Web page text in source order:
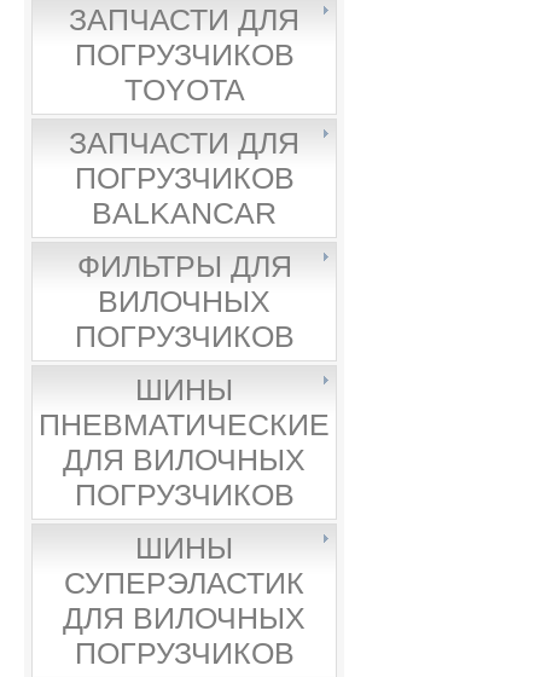
ЗАПЧАСТИ ДЛЯ
ПОГРУЗЧИКОВ
TOYOTA
ЗАПЧАСТИ ДЛЯ
ПОГРУЗЧИКОВ
BALKANCAR
ФИЛЬТРЫ ДЛЯ
ВИЛОЧНЫХ
ПОГРУЗЧИКОВ
ШИНЫ
ПНЕВМАТИЧЕСКИЕ
ДЛЯ ВИЛОЧНЫХ
ПОГРУЗЧИКОВ
ШИНЫ
СУПЕРЭЛАСТИК
ДЛЯ ВИЛОЧНЫХ
ПОГРУЗЧИКОВ